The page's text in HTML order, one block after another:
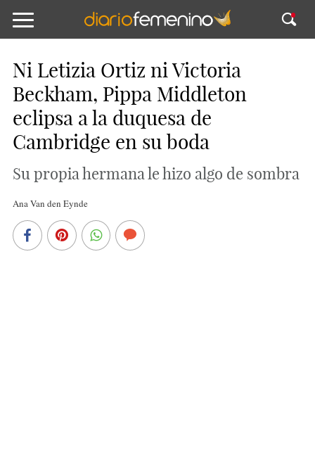
Ni Letizia Ortiz ni Victoria
Beckham, Pippa Middleton
eclipsa a la duquesa de
Cambridge en su boda
Su propia hermana le hizo algo de sombra
Ana Van den Eynde